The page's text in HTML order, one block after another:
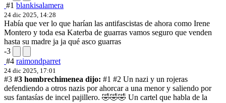
#1 blankisalamera
24 dic 2025, 14:28
Había que ver lo que harían las antifascistas de ahora como Irene
Montero y toda esa Katerba de guarras vamos seguro que venden
hasta su madre ja ja qué asco guarras
-3
#4 raimondparret
24 dic 2025, 17:01
#3 #3 hombrechimenea dijo: #1 #2 Un nazi y un rojeras
defendiendo a otros nazis por ahorcar a una menor y saliendo por
sus fantasías de incel pajillero. 🤣🤣🤣 Un cartel que habla de la